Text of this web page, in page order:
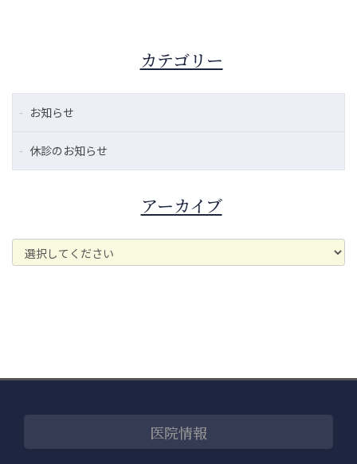
カテゴリー
お知らせ
休診のお知らせ
アーカイブ
医院情報